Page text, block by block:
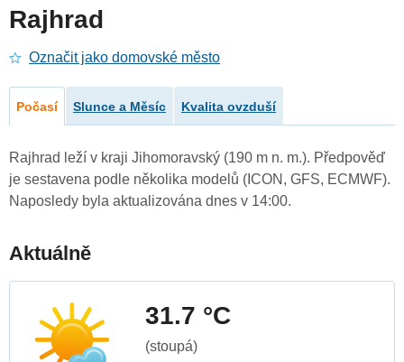
Rajhrad
Označit jako domovské město
Počasí Slunce a Měsíc Kvalita ovzduší
Rajhrad leží v kraji Jihomoravský (190 m n. m.). Předpověď
je sestavena podle několika modelů (ICON, GFS, ECMWF).
Naposledy byla aktualizována dnes v 14:00.
Aktuálně
31.7 °C
(stoupá)